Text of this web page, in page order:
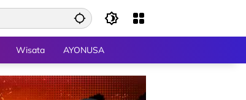
Wisata AYONUSA